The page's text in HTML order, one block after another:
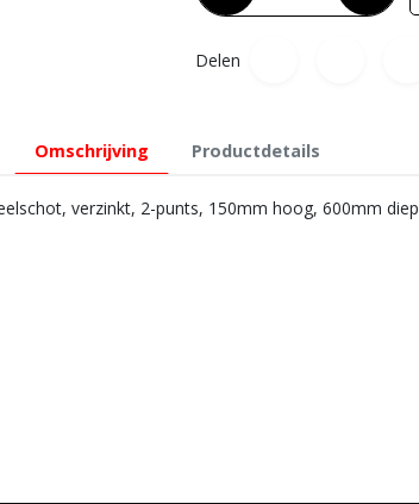
Delen
Omschrijving Productdetails
verzinkt, 2-punts, 150mm hoog, 600mm diep